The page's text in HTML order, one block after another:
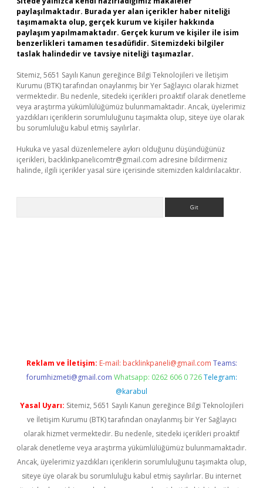
paylaşılmaktadır. Burada yer alan içerikler haber niteliği
taşımamakta olup, gerçek kurum ve kişiler hakkında
paylaşım yapılmamaktadır. Gerçek kurum ve kişiler ile isim
benzerlikleri tamamen tesadüfidir. Sitemizdeki bilgiler
taslak halindedir ve tavsiye niteliği taşımazlar.
Sitemiz, 5651 Sayılı Kanun gereğince Bilgi Teknolojileri ve İletişim
Kurumu (BTK) tarafından onaylanmış bir Yer Sağlayıcı olarak hizmet
vermektedir. Bu nedenle, sitedeki içerikleri proaktif olarak denetleme
veya araştırma yükümlülüğümüz bulunmamaktadır. Ancak, üyelerimiz
yazdıkları içeriklerin sorumluluğunu taşımakta olup, siteye üye olarak
bu sorumluluğu kabul etmiş sayılırlar.
Hukuka ve yasal düzenlemelere aykırı olduğunu düşündüğünüz
içerikleri, backlinkpanelicomtr@gmail.com adresine bildirmeniz
halinde, ilgili içerikler yasal süre içerisinde sitemizden kaldırılacaktır.
Reklam ve İletişim: E-mail: backlinkpaneli@gmail.com Teams:
forumhizmeti@gmail.com Whatsapp: 0262 606 0 726 Telegram:
@karabul
Yasal Uyarı: Sitemiz, 5651 Sayılı Kanun gereğince Bilgi Teknolojileri
ve İletişim Kurumu (BTK) tarafından onaylanmış bir Yer Sağlayıcı
olarak hizmet vermektedir. Bu nedenle, sitedeki içerikleri proaktif
olarak denetleme veya araştırma yükümlülüğümüz bulunmamaktadır.
Ancak, üyelerimiz yazdıkları içeriklerin sorumluluğunu taşımakta olup,
siteye üye olarak bu sorumluluğu kabul etmiş sayılırlar. Bu internet